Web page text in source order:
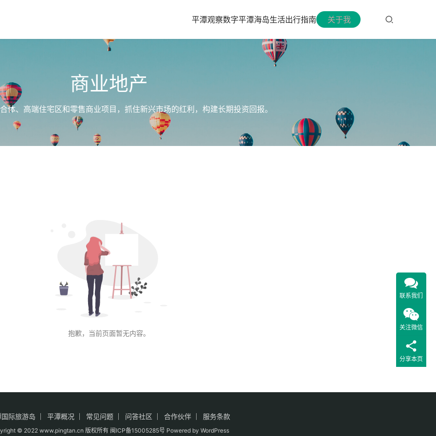
平潭观察数字平潭海岛生活出行指南 关于我
商业地产
体、高端住宅区和零售商业项目，抓住新兴市场的红利，构建长期投资回报。
抱歉，当前页面暂无内容。
际旅游岛 平潭概况 常见问题 问答社区 合作伙伴 服务条款
© 2022 www.pingtan.cn 版权所有 闽ICP备15005285号 Powered by WordPress
联系我们
关注微信
分享本页